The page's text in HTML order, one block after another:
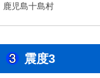
鹿児島十島村
震度3